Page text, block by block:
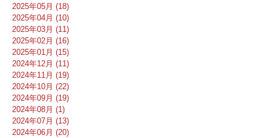
2025年05月 (18)
2025年04月 (10)
2025年03月 (11)
2025年02月 (16)
2025年01月 (15)
2024年12月 (11)
2024年11月 (19)
2024年10月 (22)
2024年09月 (19)
2024年08月 (1)
2024年07月 (13)
2024年06月 (20)